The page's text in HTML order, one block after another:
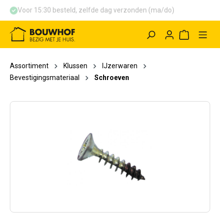
Voor 15:30 besteld, zelfde dag verzonden (ma/do)
Assortiment Klussen
IJzerwaren
Bevestigingsmateriaal
Schroeven